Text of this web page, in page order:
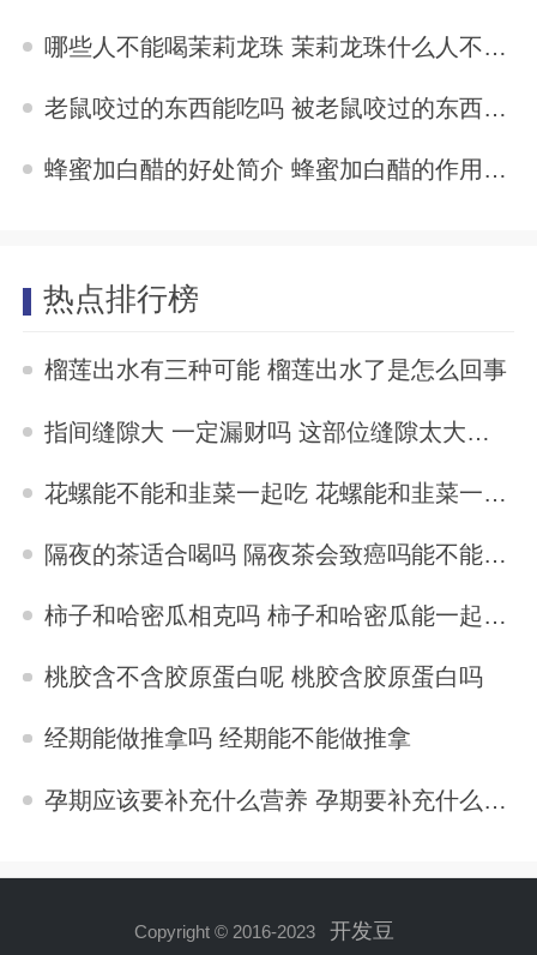
2025-11-03
哪些人不能喝茉莉龙珠 茉莉龙珠什么人不能喝
2025-11-03
老鼠咬过的东西能吃吗 被老鼠咬过的东西还能吃吗
2025-11-03
蜂蜜加白醋的好处简介 蜂蜜加白醋的作用与功效
热点排行榜
榴莲出水有三种可能 榴莲出水了是怎么回事
2023-04-10
指间缝隙大 一定漏财吗 这部位缝隙太大的女人易漏财
2023-04-07
花螺能不能和韭菜一起吃 花螺能和韭菜一起吃吗
2023-10-31
隔夜的茶适合喝吗 隔夜茶会致癌吗能不能放心喝
2023-10-30
柿子和哈密瓜相克吗 柿子和哈密瓜能一起吃吗
2023-10-30
桃胶含不含胶原蛋白呢 桃胶含胶原蛋白吗
2023-11-01
经期能做推拿吗 经期能不能做推拿
2023-09-28
孕期应该要补充什么营养 孕期要补充什么营养
Copyright © 2016-2023 开发豆